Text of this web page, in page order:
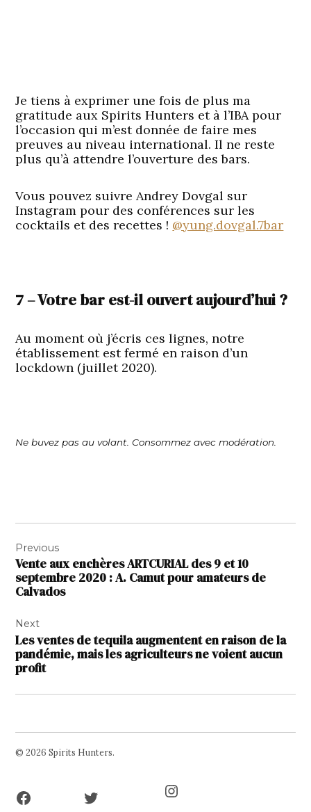
Je tiens à exprimer une fois de plus ma
gratitude aux Spirits Hunters et à l’IBA pour
l’occasion qui m’est donnée de faire mes
preuves au niveau international. Il ne reste
plus qu’à attendre l’ouverture des bars.
Vous pouvez suivre Andrey Dovgal sur
Instagram pour des conférences sur les
cocktails et des recettes ! @yung.dovgal.7bar
7 – Votre bar est-il ouvert aujourd’hui ?
Au moment où j’écris ces lignes, notre
établissement est fermé en raison d’un
lockdown (juillet 2020).
Ne buvez pas au volant. Consommez avec modération.
de
l’article
Previous
Vente aux enchères ARTCURIAL des 9 et 10
septembre 2020 : A. Camut pour amateurs de
Calvados
Next
Les ventes de tequila augmentent en raison de la
pandémie, mais les agriculteurs ne voient aucun
profit
© 2026 Spirits Hunters.